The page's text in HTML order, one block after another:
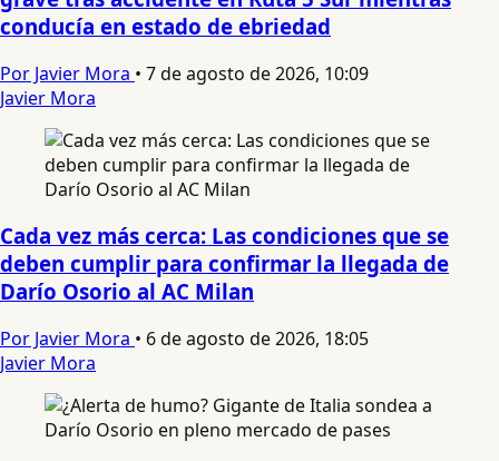
conducía en estado de ebriedad
Por Javier Mora • 7 de agosto de 2026, 10:09
Javier Mora
Cada vez más cerca: Las condiciones que se
deben cumplir para confirmar la llegada de
Darío Osorio al AC Milan
Por Javier Mora • 6 de agosto de 2026, 18:05
Javier Mora